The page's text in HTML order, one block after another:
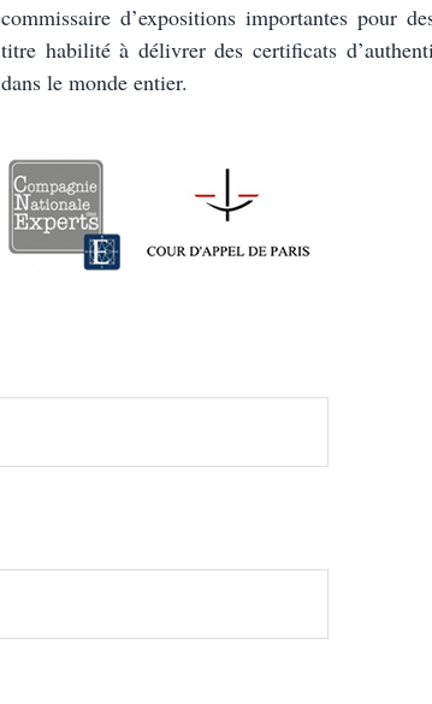
commissaire d’expositions importantes pour
titre habilité à délivrer des certificats
dans le monde entier.